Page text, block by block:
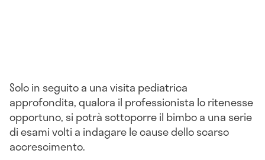
Solo in seguito a una visita pediatrica
approfondita, qualora il professionista lo ritenesse
opportuno, si potrà sottoporre il bimbo a una serie
di esami volti a indagare le cause dello scarso
accrescimento.